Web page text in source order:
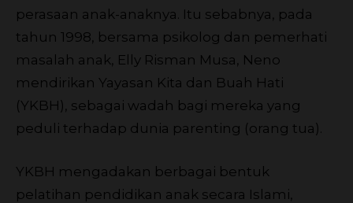
perasaan anak-anaknya. Itu sebabnya, pada
tahun 1998, bersama psikolog dan pemerhati
masalah anak, Elly Risman Musa, Neno
mendirikan Yayasan Kita dan Buah Hati
(YKBH), sebagai wadah bagi mereka yang
peduli terhadap dunia parenting (orang tua).
YKBH mengadakan berbagai bentuk
pelatihan pendidikan anak secara Islami,